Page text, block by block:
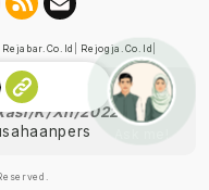
Rejabar.co.id Rejogja.co.id
Dewan Pers
K/XII/2022